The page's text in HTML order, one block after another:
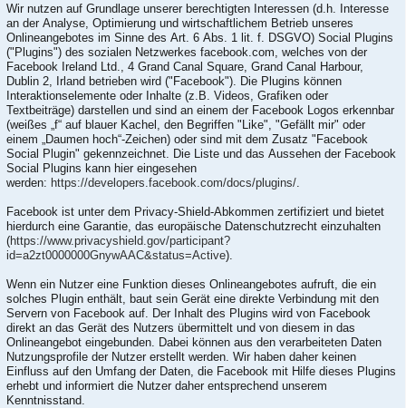
Wir nutzen auf Grundlage unserer berechtigten Interessen (d.h. Interesse
an der Analyse, Optimierung und wirtschaftlichem Betrieb unseres
Onlineangebotes im Sinne des Art. 6 Abs. 1 lit. f. DSGVO) Social Plugins
("Plugins") des sozialen Netzwerkes facebook.com, welches von der
Facebook Ireland Ltd., 4 Grand Canal Square, Grand Canal Harbour,
Dublin 2, Irland betrieben wird ("Facebook"). Die Plugins können
Interaktionselemente oder Inhalte (z.B. Videos, Grafiken oder
Textbeiträge) darstellen und sind an einem der Facebook Logos erkennbar
(weißes „f“ auf blauer Kachel, den Begriffen "Like", "Gefällt mir" oder
einem „Daumen hoch“-Zeichen) oder sind mit dem Zusatz "Facebook
Social Plugin" gekennzeichnet. Die Liste und das Aussehen der Facebook
Social Plugins kann hier eingesehen
werden: https://developers.facebook.com/docs/plugins/
Facebook ist unter dem Privacy-Shield-Abkommen zertifiziert und bietet
hierdurch eine Garantie, das europäische Datenschutzrecht einzuhalten
(https://www.privacyshield.gov/participant?
id=a2zt0000000GnywAAC&status=Active).
Wenn ein Nutzer eine Funktion dieses Onlineangebotes aufruft, die ein
solches Plugin enthält, baut sein Gerät eine direkte Verbindung mit den
Servern von Facebook auf. Der Inhalt des Plugins wird von Facebook
direkt an das Gerät des Nutzers übermittelt und von diesem in das
Onlineangebot eingebunden. Dabei können aus den verarbeiteten Daten
Nutzungsprofile der Nutzer erstellt werden. Wir haben daher keinen
Einfluss auf den Umfang der Daten, die Facebook mit Hilfe dieses Plugins
erhebt und informiert die Nutzer daher entsprechend unserem
Kenntnisstand.